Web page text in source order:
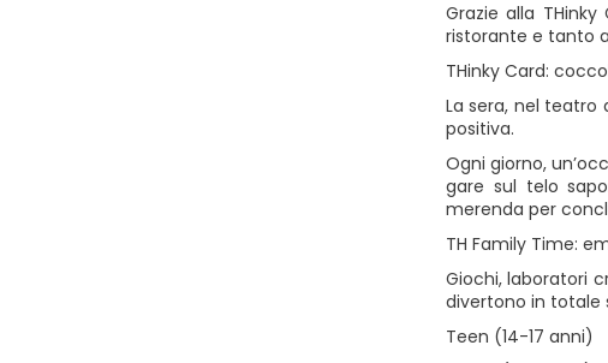
Teen (14-17 anni)
Giochi, laboratori
divertono in totale
TH Family Time:
Ogni giorno,
gare sul telo
merenda per
La sera, nel teatro
positiva.
THinky Card:
Grazie alla
ristorante e tanto